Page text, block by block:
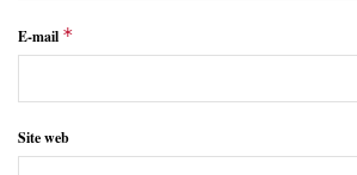
E-mail *
Site web